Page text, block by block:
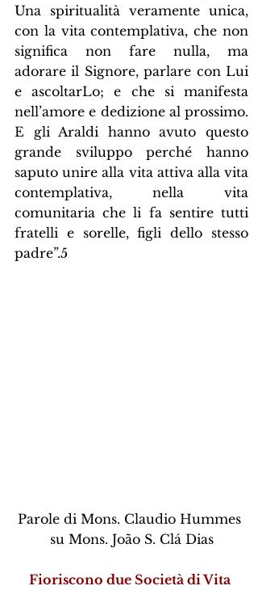
Una spiritualità veramente unica,
con la vita contemplativa, che non
significa non fare nulla, ma
adorare il Signore, parlare con Lui
e ascoltarLo; e che si manifesta
nell’amore e dedizione al prossimo.
E gli Araldi hanno avuto questo
grande sviluppo perché hanno
saputo unire alla vita attiva alla vita
contemplativa, nella vita
comunitaria che li fa sentire tutti
fratelli e sorelle, figli dello stesso
padre”.5
Parole di Mons. Claudio Hummes
su Mons. João S. Clá Dias
Fioriscono due Società di Vita